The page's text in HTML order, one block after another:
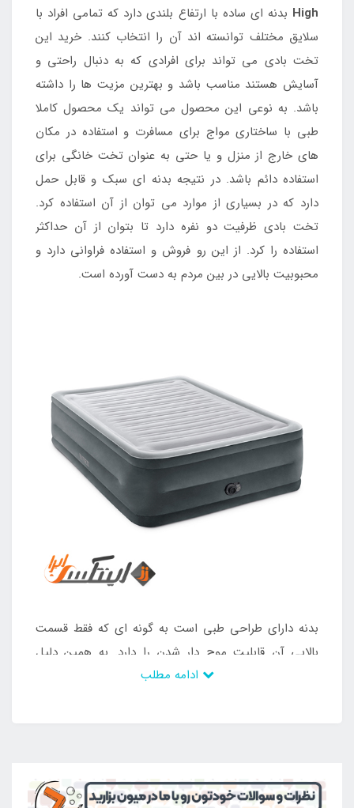
High بدنه ای ساده با ارتفاع بلندی دارد که تمامی افراد با
سلایق مختلف توانسته اند آن را انتخاب کنند. خرید این
تخت بادی می تواند برای افرادی که به دنبال راحتی و
آسایش هستند مناسب باشد و بهترین مزیت ها را داشته
باشد. به نوعی این محصول می تواند یک محصول کاملا
طبی با ساختاری مواج برای مسافرت و استفاده در مکان
های خارج از منزل و یا حتی به عنوان تخت خانگی برای
استفاده دائم باشد. در نتیجه بدنه ای سبک و قابل حمل
دارد که در بسیاری از موارد می توان از آن استفاده کرد.
تخت بادی ظرفیت دو نفره دارد تا بتوان از آن حداکثر
استفاده را کرد. از این رو فروش و استفاده فراوانی دارد و
محبوبیت بالایی در بین مردم به دست آورده است.
بدنه دارای طراحی طبی است به گونه ای که فقط قسمت
بالایی آن قابلیت موج دار شدن را دارد. به همین دلیل
است که ستون فقرات و کمر در وضعیت امنی قرار دارند و
خیالی آسوده بتوان آن را خریداری کرد، می توانند برای